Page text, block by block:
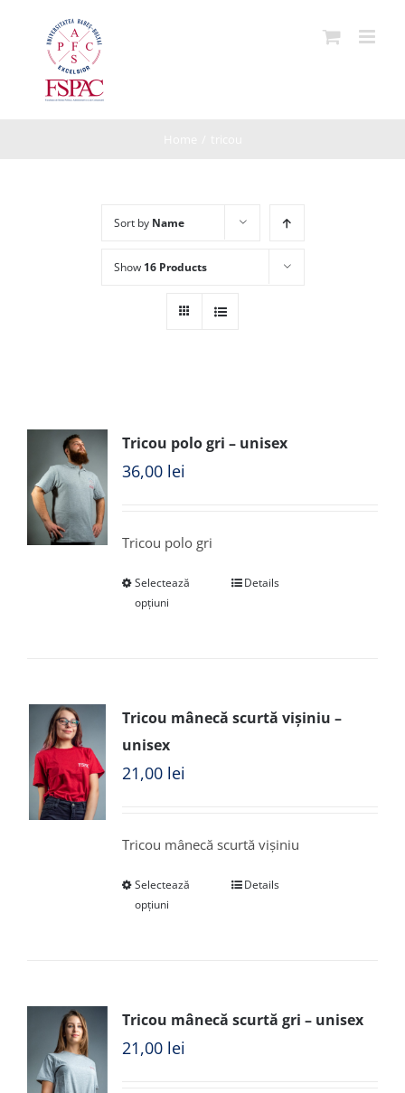
Sort by Name
Show 16 Products
Tricou polo gri – unisex
36,00 lei
Tricou polo gri
Selectează
opțiuni
Details
Tricou mânecă scurtă vișiniu –
unisex
21,00 lei
Tricou mânecă scurtă vișiniu
Selectează
opțiuni
Details
Tricou mânecă scurtă gri – unisex
21,00 lei